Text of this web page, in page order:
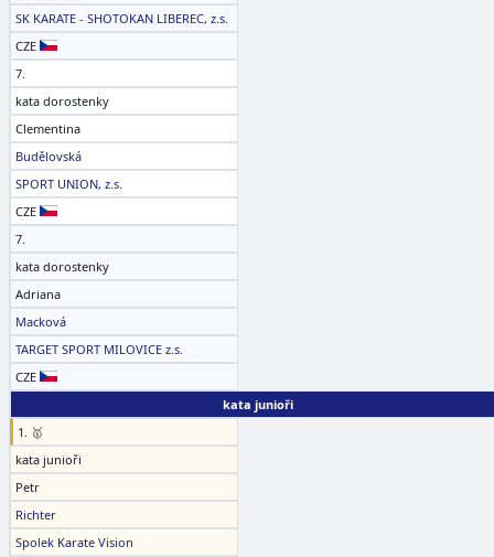
SK KARATE - SHOTOKAN LIBEREC, z.s.
CZE
7.
kata dorostenky
Clementina
Budělovská
SPORT UNION, z.s.
CZE
7.
kata dorostenky
Adriana
Macková
TARGET SPORT MILOVICE z.s.
CZE
kata junioři
1. 🥇
kata junioři
Petr
Richter
Spolek Karate Vision